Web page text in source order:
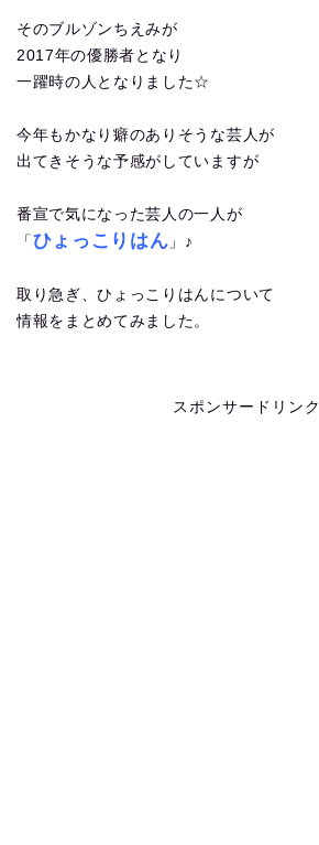
そのブルゾンちえみが
2017年の優勝者となり
一躍時の人となりました☆
今年もかなり癖のありそうな芸人が
出てきそうな予感がしていますが
番宣で気になった芸人の一人が
「 ひょっこりはん 」♪
取り急ぎ、ひょっこりはんについて
情報をまとめてみました。
スポンサードリンク